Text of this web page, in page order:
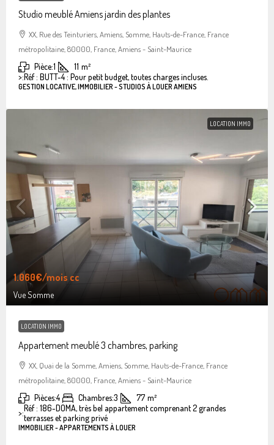
Studio meublé Amiens jardin des plantes
XX, Rue des Teinturiers, Amiens, Somme, Hauts-de-France, France
métropolitaine, 80000, France, Amiens - Saint-Maurice
Pièce:1 11 m²
>:Réf : BUTT-4 : Pour petit budget, toutes charges incluses.
GESTION LOCATIVE, IMMOBILIER - STUDIOS À LOUER AMIENS
LOCATION IMMO
1.060€/mois cc
Vue Somme
LOCATION IMMO
Appartement meublé 3 chambres, parking
XX, Quai de la Somme, Amiens, Somme, Hauts-de-France, France
métropolitaine, 80000, France, Amiens - Saint-Maurice
Pièces:4 Chambres:3 77 m²
>:Réf : 186-DOMA, très bel appartement comprenant 2 grandes
terrasses et parking privé
IMMOBILIER - APPARTEMENTS À LOUER